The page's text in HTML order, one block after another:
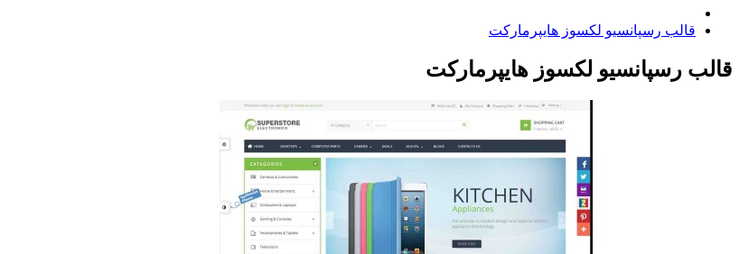
قالب رسپانسیو لکسوز هایپرمارکت
قالب رسپانسیو لکسوز هایپرمارکت